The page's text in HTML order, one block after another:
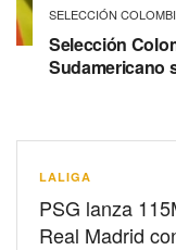
SELECCIÓN
Selección
Sudamericano
LALIGA
PSG lanza
Real Madrid